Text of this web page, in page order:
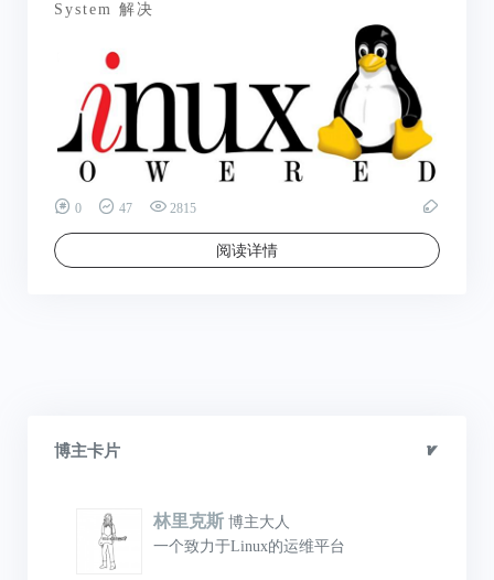
System 解决
0 47 2815
阅读详情
博主卡片
林里克斯 博主大人
一个致力于Linux的运维平台